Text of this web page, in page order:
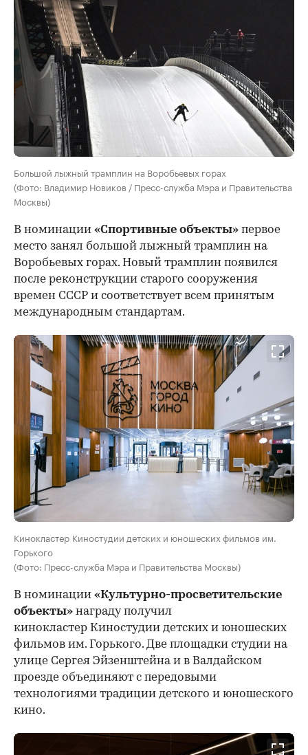
Большой лыжный трамплин на Воробьевых горах
(Фото: Владимир Новиков / Пресс-служба Мэра и Правительства
Москвы)
В номинации «Спортивные объекты» первое
место занял большой лыжный трамплин на
Воробьевых горах. Новый трамплин появился
после реконструкции старого сооружения
времен СССР и соответствует всем принятым
международным стандартам.
Кинокластер Киностудии детских и юношеских фильмов им.
Горького
(Фото: Пресс-служба Мэра и Правительства Москвы)
В номинации «Культурно-просветительские
объекты» награду получил
кинокластер Киностудии детских и юношеских
фильмов им. Горького. Две площадки студии на
улице Сергея Эйзенштейна и в Валдайском
проезде объединяют с передовыми
технологиями традиции детского и юношеского
кино.